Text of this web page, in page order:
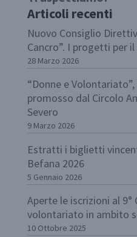
Articoli recenti
Nuovo Consiglio
Cancro”. I progetti per
28 Marzo 2026
“Donne e Volontariato”,
promosso dal Circolo
Severo
9 Marzo 2026
Estratti i biglietti
Befana 2026
5 Gennaio 2026
Aperte le iscrizioni al
volontariato in ambito
10 Ottobre 2025